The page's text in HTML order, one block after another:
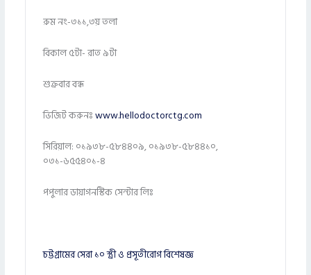
রুম নং-৩১১,৩য় তলা
বিকাল ৫টা- রাত ৯টা
শুক্রবার বন্ধ
ভিজিট করুনঃwww.hellodoctorctg.com
সিরিয়াল: ০১৯৩৮-৫৮৪৪০৯, ০১৯৩৮-৫৮৪৪১০,
০৩১-৬৫৫৪০১-৪
পপুলার ডায়াগনস্টিক সেন্টার লিঃ
চট্টগ্রামের সেরা ১০ স্ত্রী ও প্রসূতীরোগ বিশেষজ্ঞ